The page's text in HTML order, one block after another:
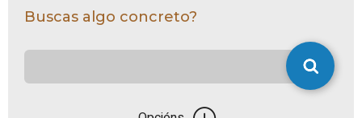
Buscas algo concreto?